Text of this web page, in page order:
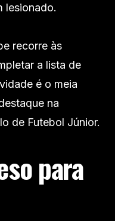
lesionado.
recorre às
a lista de
é o meia
na
de Futebol Júnior.
para